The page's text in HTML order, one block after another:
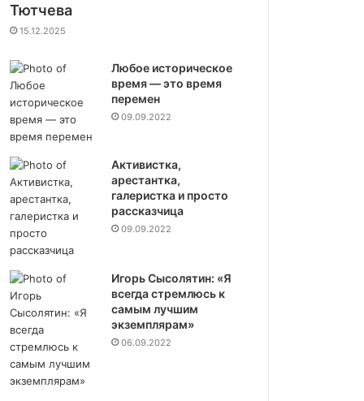
Тютчева
15.12.2025
Любое историческое
время — это время
перемен
09.09.2022
Активистка,
арестантка,
галеристка и просто
рассказчица
09.09.2022
Игорь Сысолятин: «Я
всегда стремлюсь к
самым лучшим
экземплярам»
06.09.2022